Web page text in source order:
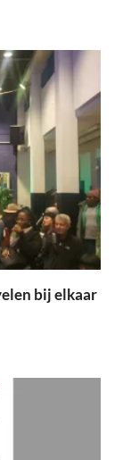
bij elkaar